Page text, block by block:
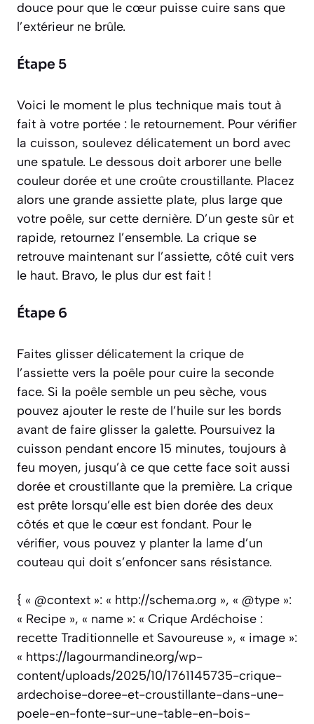
douce pour que le cœur puisse cuire sans que
l’extérieur ne brûle.
Étape 5
Voici le moment le plus technique mais tout à
fait à votre portée : le retournement. Pour vérifier
la cuisson, soulevez délicatement un bord avec
une spatule. Le dessous doit arborer une belle
couleur dorée et une croûte croustillante. Placez
alors une grande assiette plate, plus large que
votre poêle, sur cette dernière. D’un geste sûr et
rapide, retournez l’ensemble. La crique se
retrouve maintenant sur l’assiette, côté cuit vers
le haut. Bravo, le plus dur est fait !
Étape 6
Faites glisser délicatement la crique de
l’assiette vers la poêle pour cuire la seconde
face. Si la poêle semble un peu sèche, vous
pouvez ajouter le reste de l’huile sur les bords
avant de faire glisser la galette. Poursuivez la
cuisson pendant encore 15 minutes, toujours à
feu moyen, jusqu’à ce que cette face soit aussi
dorée et croustillante que la première. La crique
est prête lorsqu’elle est bien dorée des deux
côtés et que le cœur est fondant. Pour le
vérifier, vous pouvez y planter la lame d’un
couteau qui doit s’enfoncer sans résistance.
{ « @context »: « http://schema.org », « @type »:
« Recipe », « name »: « Crique Ardéchoise :
recette Traditionnelle et Savoureuse », « image »:
« https://lagourmandine.org/wp-
content/uploads/2025/10/1761145735-crique-
ardechoise-doree-et-croustillante-dans-une-
poele-en-fonte-sur-une-table-en-bois-